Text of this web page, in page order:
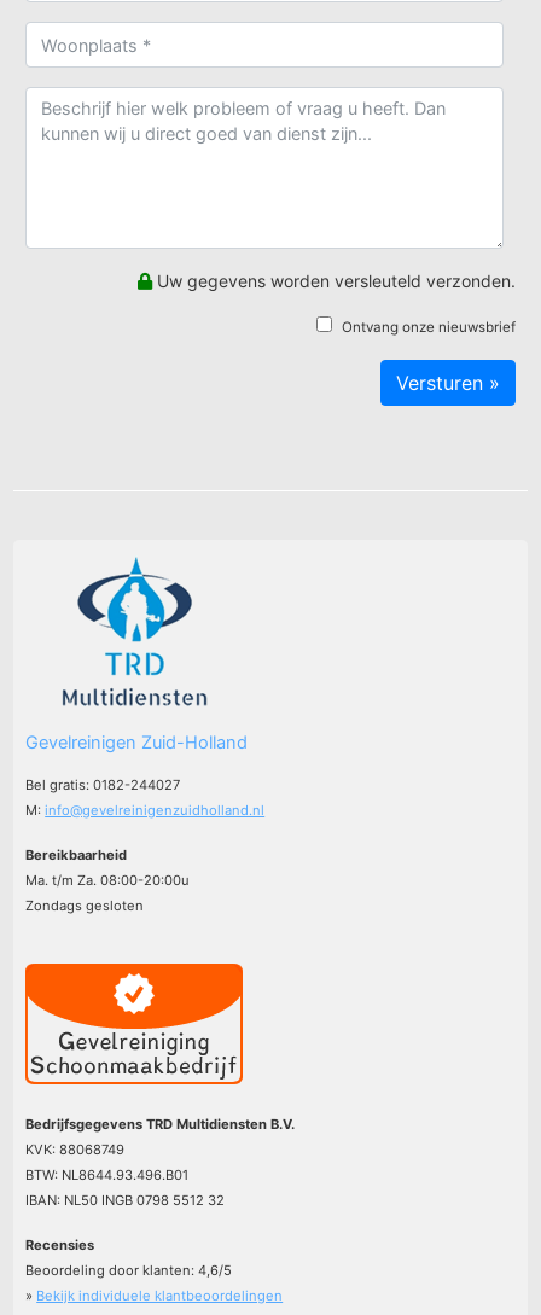
Uw gegevens worden versleuteld verzonden.
Ontvang onze nieuwsbrief
Gevelreinigen Zuid-Holland
Bel gratis: 0182-244027
M:info@gevelreinigenzuidholland.nl
Bereikbaarheid
Ma. t/m Za. 08:00-20:00u
Zondags gesloten
Bedrijfsgegevens TRD Multidiensten B.V.
KVK: 88068749
BTW: NL8644.93.496.B01
IBAN: NL50 INGB 0798 5512 32
Recensies
Beoordeling door klanten:4,6/5
» Bekijk individuele klantbeoordelingen